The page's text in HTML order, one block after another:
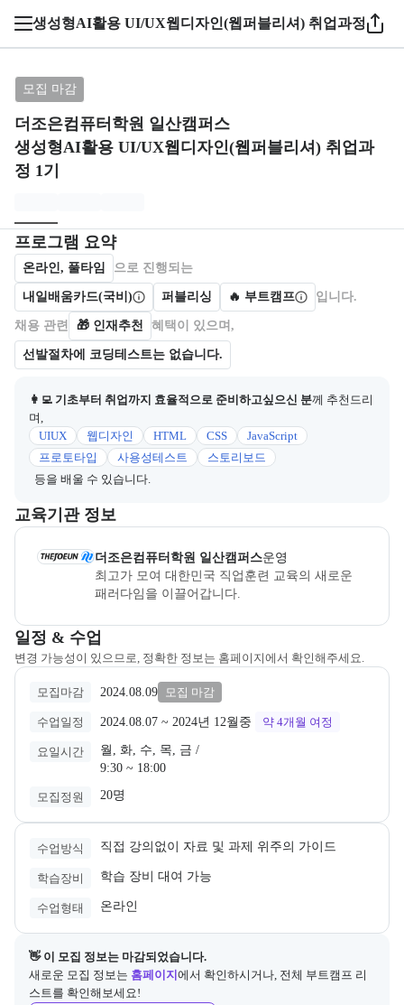
생성형AI활용 UI/UX웹디자인(웹퍼블리셔) 취업과정 1기
1 / 5
모집 마감
더조은컴퓨터학원 일산캠퍼스
생성형AI활용 UI/UX웹디자인(웹퍼블리셔) 취업과
정 1기
브랜드: 더조은컴퓨터학원 일산캠퍼스, 과정명: 생
모집개요
프로그램 요약
캠프를 운영하거나 참여하는 회사 정보를 카드 형태로 제공한다.
온라인, 풀타임 으로 진행되는
내일배움카드(국비) 퍼블리싱 🔥 부트캠프 입니다.
채용 관련 🎁 인재추천 혜택이 있으며,
선발절차에 코딩테스트는 없습니다.
👩‍💻 기초부터 취업까지 효율적으로 준비하고싶으신 분께 추천드리
며,
UIUX
웹디자인 HTML CSS
JavaScript
프로토타입
사용성테스트
스토리보드
등을 배울 수 있습니다.
이 섹션에서는 부트캠프를 운영하거나 주관하는 회사의 정보를 카드
교육기관 정보
더조은컴퓨터학원 일산캠퍼스은(는) 본 부트캠프의
더조은컴퓨터학원 일산캠퍼스운영
최고가 모여 대한민국 직업훈련 교육의 새로운
패러다임을 이끌어갑니다.
일정 & 수업
변경 가능성이 있으므로, 정확한 정보는 홈페이지에서 확인해주세요.
교육과정 일정과 모집 상태에 따른 안내를 제공한다.
모집마감 2024.08.09 모집 마감
수업일정 2024.08.07 ~ 2024년 12월중 약 4개월 여정
요일시간
월, 화, 수, 목, 금 /
9:30 ~ 18:00
모집정원 20명
수업방식 직접 강의없이 자료 및 과제 위주의 가이드
학습장비 학습 장비 대여 가능
수업형태 온라인
👋 이 모집 정보는 마감되었습니다.
새로운 모집 정보는 홈페이지 에서 확인하시거나, 전체 부트캠프 리
스트를 확인해보세요!